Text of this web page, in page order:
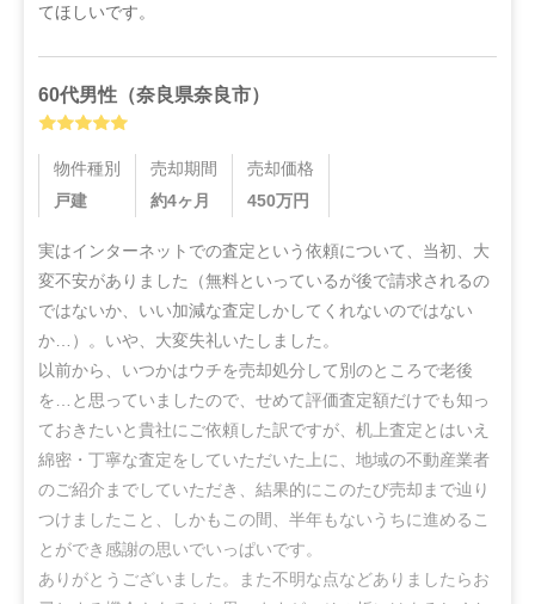
てほしいです。
60代男性 （奈良県奈良市）
物件種別
戸建
売却期間
約4ヶ月
売却価格
450万円
実はインターネットでの査定という依頼について、当初、大
変不安がありました（無料といっているが後で請求されるの
ではないか、いい加減な査定しかしてくれないのではない
か…）。いや、大変失礼いたしました。
以前から、いつかはウチを売却処分して別のところで老後
を…と思っていましたので、せめて評価査定額だけでも知っ
ておきたいと貴社にご依頼した訳ですが、机上査定とはいえ
綿密・丁寧な査定をしていただいた上に、地域の不動産業者
のご紹介までしていただき、結果的にこのたび売却まで辿り
つけましたこと、しかもこの間、半年もないうちに進めるこ
とができ感謝の思いでいっぱいです。
ありがとうございました。また不明な点などありましたらお